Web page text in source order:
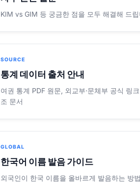
KIM vs GIM 등 궁금한 점을 모두 해결해 드
SOURCE
통계 데이터 출처 안내
여권 통계 PDF 원문, 외교부·문체부 공식 링
조 문서
GLOBAL
한국어 이름 발음 가이드
외국인이 한국 이름을 올바르게 발음하는 방법